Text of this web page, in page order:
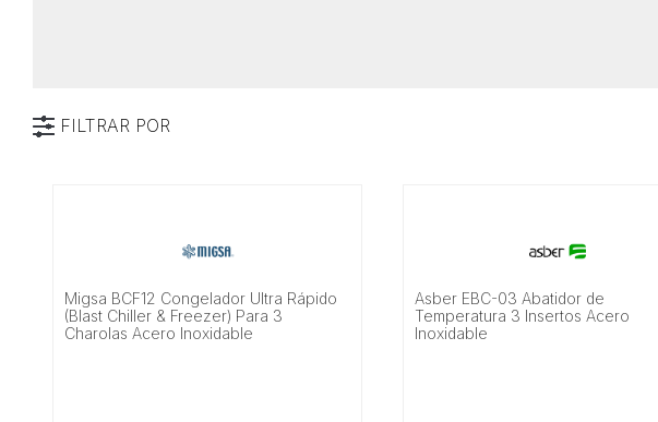
FILTRAR POR
Alimentación
Migsa BCF12 Congelador Ultra Rápido
(Blast Chiller & Freezer) Para 3
Charolas Acero Inoxidable
Asber EBC-03 Abatidor de
Temperatura 3 Insertos Acero
Inoxidable